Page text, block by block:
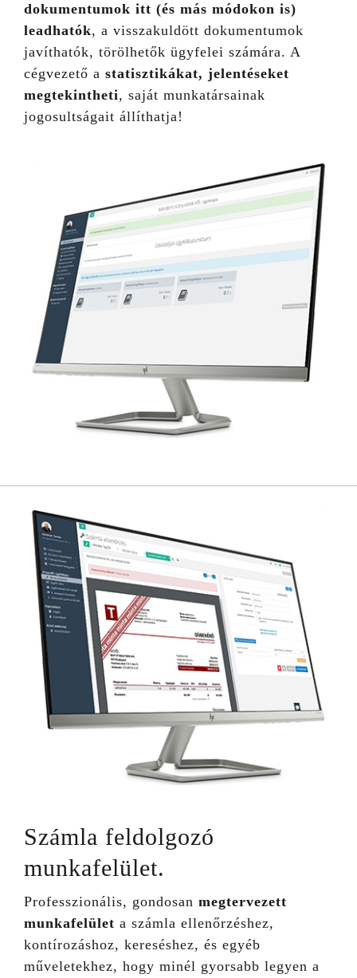
dokumentumok itt (és más módokon is)
leadhatók, a visszakuldött dokumentumok
javíthatók, törölhetők ügyfelei számára. A
cégvezető a statisztikákat, jelentéseket
megtekintheti, saját munkatársainak
jogosultságait állíthatja!
Számla feldolgozó
munkafelület.
Professzionális, gondosan megtervezett
munkafelület a számla ellenőrzéshez,
kontírozáshoz, kereséshez, és egyéb
műveletekhez, hogy minél gyorsabb legyen a